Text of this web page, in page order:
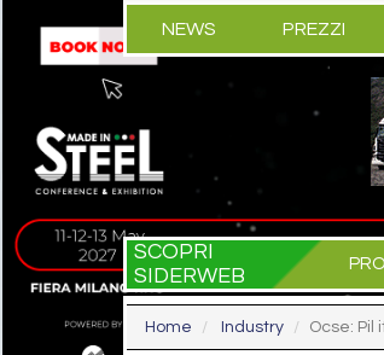
NEWS PREZZI
SCOPRI
SIDERWEB
Home Industry Ocse: Pil